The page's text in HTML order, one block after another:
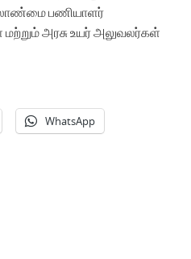
பணியாளர்
மற்றும்அரசுஉயர்அலுவலர்கள்
WhatsApp